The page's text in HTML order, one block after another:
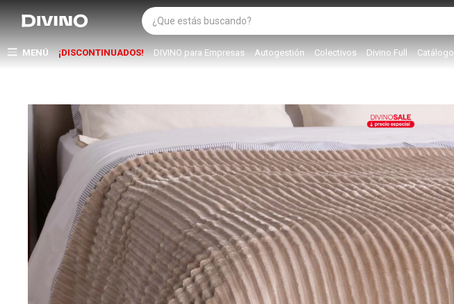
MENÚ ¡DISCONTINUADOS! DIVINO para Empresas Autogestión Colectivos Divino Full